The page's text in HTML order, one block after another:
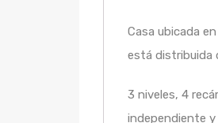
Casa ubicada
está distribuida
3 niveles, 4
independiente